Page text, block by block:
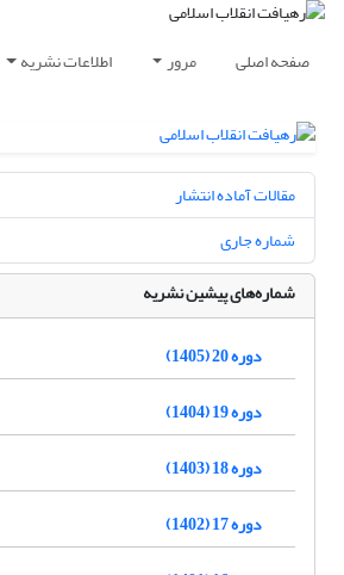
صفحه اصلی مرور اطلاعات نشریه
مقالات آماده انتشار
شماره جاری
شماره‌های پیشین نشریه
دوره 20 (1405)
دوره 19 (1404)
دوره 18 (1403)
دوره 17 (1402)